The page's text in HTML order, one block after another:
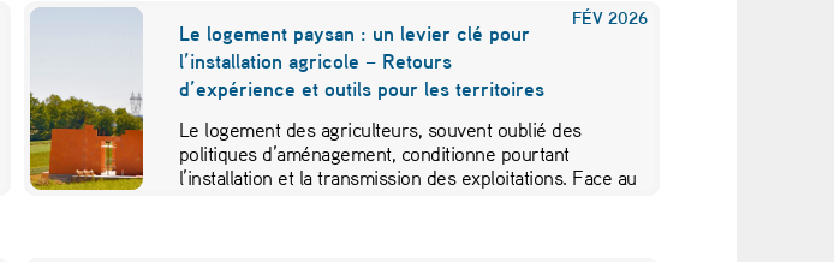
FÉV 2026
Le logement paysan : un levier clé pour
l’installation agricole – Retours
d’expérience et outils pour les territoires
Le logement des agriculteurs, souvent oublié des
politiques d’aménagement, conditionne pourtant
l’installation et la transmission des exploitations. Face au